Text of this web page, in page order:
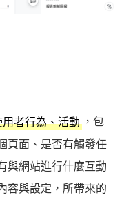
者行為、活動 ，包
頁面、是否有觸發任
與網站進行什麼互動
容與設定，所帶來的